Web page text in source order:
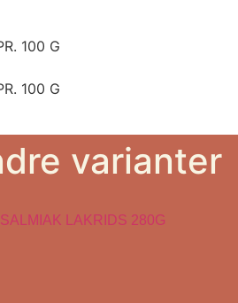
100 G
100 G
varianter
SALMIAK LAKRIDS 280G